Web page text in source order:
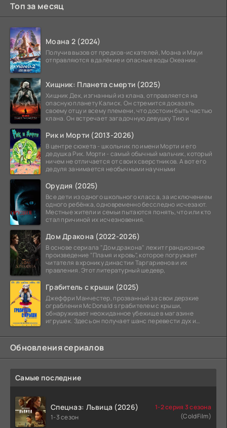
Топ за месяц
Моана 2 (2024)
Получив вызов от предков-искателей, Моана и Мауи
отправляются в далёкие и опасные воды Океании.
Хищник: Планета смерти (2025)
Хищник Дек, изгнанный из клана, отправляется на
опасную планету Калиск. Он стремится доказать
своему отцу и всему племени, что достоин быть частью
клана. Он встречает загадочную девушку Тию и
Рик и Морти (2013-2026)
В центре сюжета - школьник по имени Морти и его
дедушка Рик. Морти - самый обычный мальчик, который
ничем не отличается от своих сверстников. А вот его
дедуля занимается необычными научными
Орудия (2025)
Все дети из одного школьного класса, за исключением
одного ребёнка, одновременно бесследно исчезают.
Местные жители и семьи пытаются понять, что или кто
стал причиной их исчезновения.
Дом Дракона (2022-2026)
В основе сериала "Дом дракона" лежит грандиозное
произведение "Пламя и кровь", которое погружает
читателя в хронику династии Таргариенов и их
правления. Этот литературный шедевр,
Грабитель с крыши (2025)
Джеффри Манчестер, прозванный за свои дерзкие
ограбления McDonald s грабителем с крыши,
обнаруживает неожиданное убежище в магазине
игрушек. Здесь он получает шанс перевести дух и
Обновления сериалов
Самые последние
Спецназ: Львица (2026)
1-3 сезон
1-2 серия 3 сезона
(ColdFilm)